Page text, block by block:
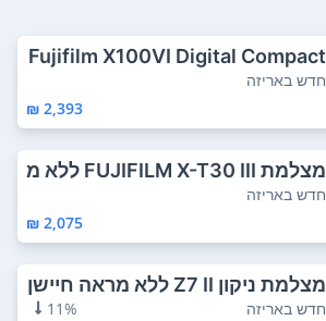
Fujifilm X100VI Digital Compact
Camera 4...
חדש באריזה
2,393 ₪
מצלמת FUJIFILM X-T30 III ללא מ
ראה עם עדש...
חדש באריזה
2,075 ₪
מצלמת ניקון Z7 II ללא מראה חיישן
CMOS B...
חדש באריזה
11%